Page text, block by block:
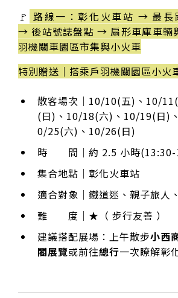
🚩 路線一：彰化火車站 → 最長
→ 後站號誌盤點 → 扇形車庫車輛
羽機關車園區市集與小火車
特別贈送｜搭乘戶羽機關園區小火
散客場次｜10/10(五)、10/
(日)、10/18(六)、10/19(日)
0/25(六)、10/26(日)
時 間｜約 2.5 小時(13:30-
集合地點｜彰化火車站
適合對象｜鐵道迷、親子旅人
難 度｜★（ 步行友善 ）
建議搭配展場：上午散步小西
閣展覽或前往總行一次瞭解彰